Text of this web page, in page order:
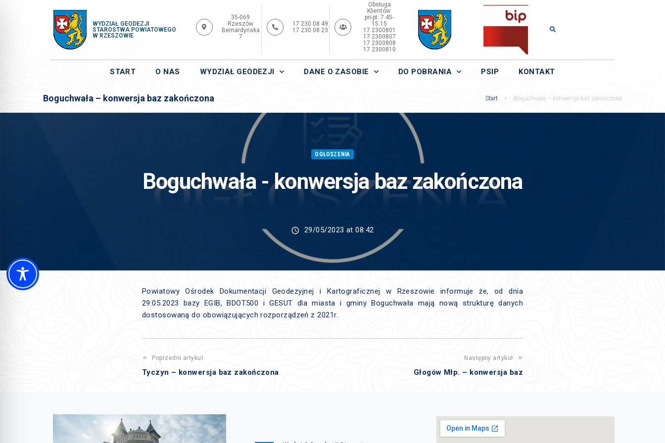
WYDZIAŁ GEODEZJI
STAROSTWA POWIATOWEGO
W RZESZOWIE
35-069
Rzeszów
Bernardyńska
7
17 230 08 49
17 230 08 23
Obsługa
Klientów:
pn-pt: 7:45-
15:15
17 2300801
17 2300807
17 2300808
17 2300810
START O NAS WYDZIAŁ GEODEZJI DANE O ZASOBIE DO POBRANIA PSIP KONTAKT
Boguchwała – konwersja baz zakończona Start Boguchwała – konwersja baz zakończona
OGŁOSZENIA
Boguchwała - konwersja baz zakończona
29/05/2023 at 08:42
Powiatowy Ośrodek Dokumentacji Geodezyjnej i Kartograficznej w Rzeszowie informuje że, od dnia
29.05.2023 bazy EGIB, BDOT500 i GESUT dla miasta i gminy Boguchwała mają nową strukturę danych
dostosowaną do obowiązujących rozporządzeń z 2021r.
Poprzedni artykuł
Tyczyn – konwersja baz zakończona
Następny artykuł
Głogów Młp. – konwersja baz